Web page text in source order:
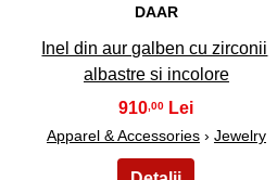
DAAR
Inel din aur galben cu zirconii
albastre si incolore
910 ,00
Apparel & Accessories› Jewelry